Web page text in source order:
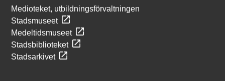
Medioteket, utbildningsförvaltningen
Stadsmuseet
Medeltidsmuseet
Stadsbiblioteket
Stadsarkivet